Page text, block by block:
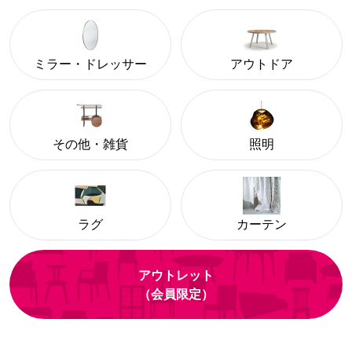
ミラー・ドレッサー アウトドア
その他・雑貨 照明
ラグ カーテン
アウトレット
（会員限定）